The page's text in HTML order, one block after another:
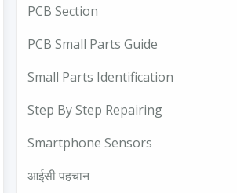
PCB Section
PCB Small Parts Guide
Small Parts Identification
Step By Step Repairing
Smartphone Sensors
आईसी पहचान